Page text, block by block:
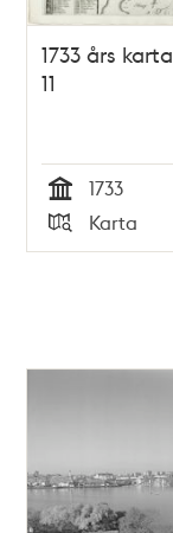
1733 års
11
Tid
1733
Typ
Karta